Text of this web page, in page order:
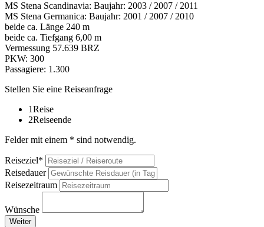
MS Stena Scandinavia: Baujahr: 2003 / 2007 / 2011
MS Stena Germanica: Baujahr: 2001 / 2007 / 2010
beide ca. Länge 240 m
beide ca. Tiefgang 6,00 m
Vermessung 57.639 BRZ
PKW: 300
Passagiere: 1.300
Stellen Sie eine Reiseanfrage
1Reise
2Reiseende
Felder mit einem * sind notwendig.
Reiseziel*
Reisedauer
Reisezeitraum
Wünsche
Weiter